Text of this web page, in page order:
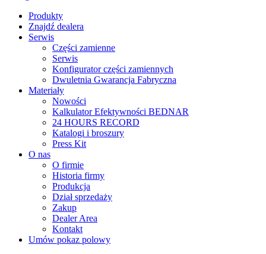
Produkty
Znajdź dealera
Serwis
Części zamienne
Serwis
Konfigurator części zamiennych
Dwuletnia Gwarancja Fabryczna
Materiały
Nowości
Kalkulator Efektywności BEDNAR
24 HOURS RECORD
Katalogi i broszury
Press Kit
O nas
O firmie
Historia firmy
Produkcja
Dział sprzedaży
Zakup
Dealer Area
Kontakt
Umów pokaz polowy